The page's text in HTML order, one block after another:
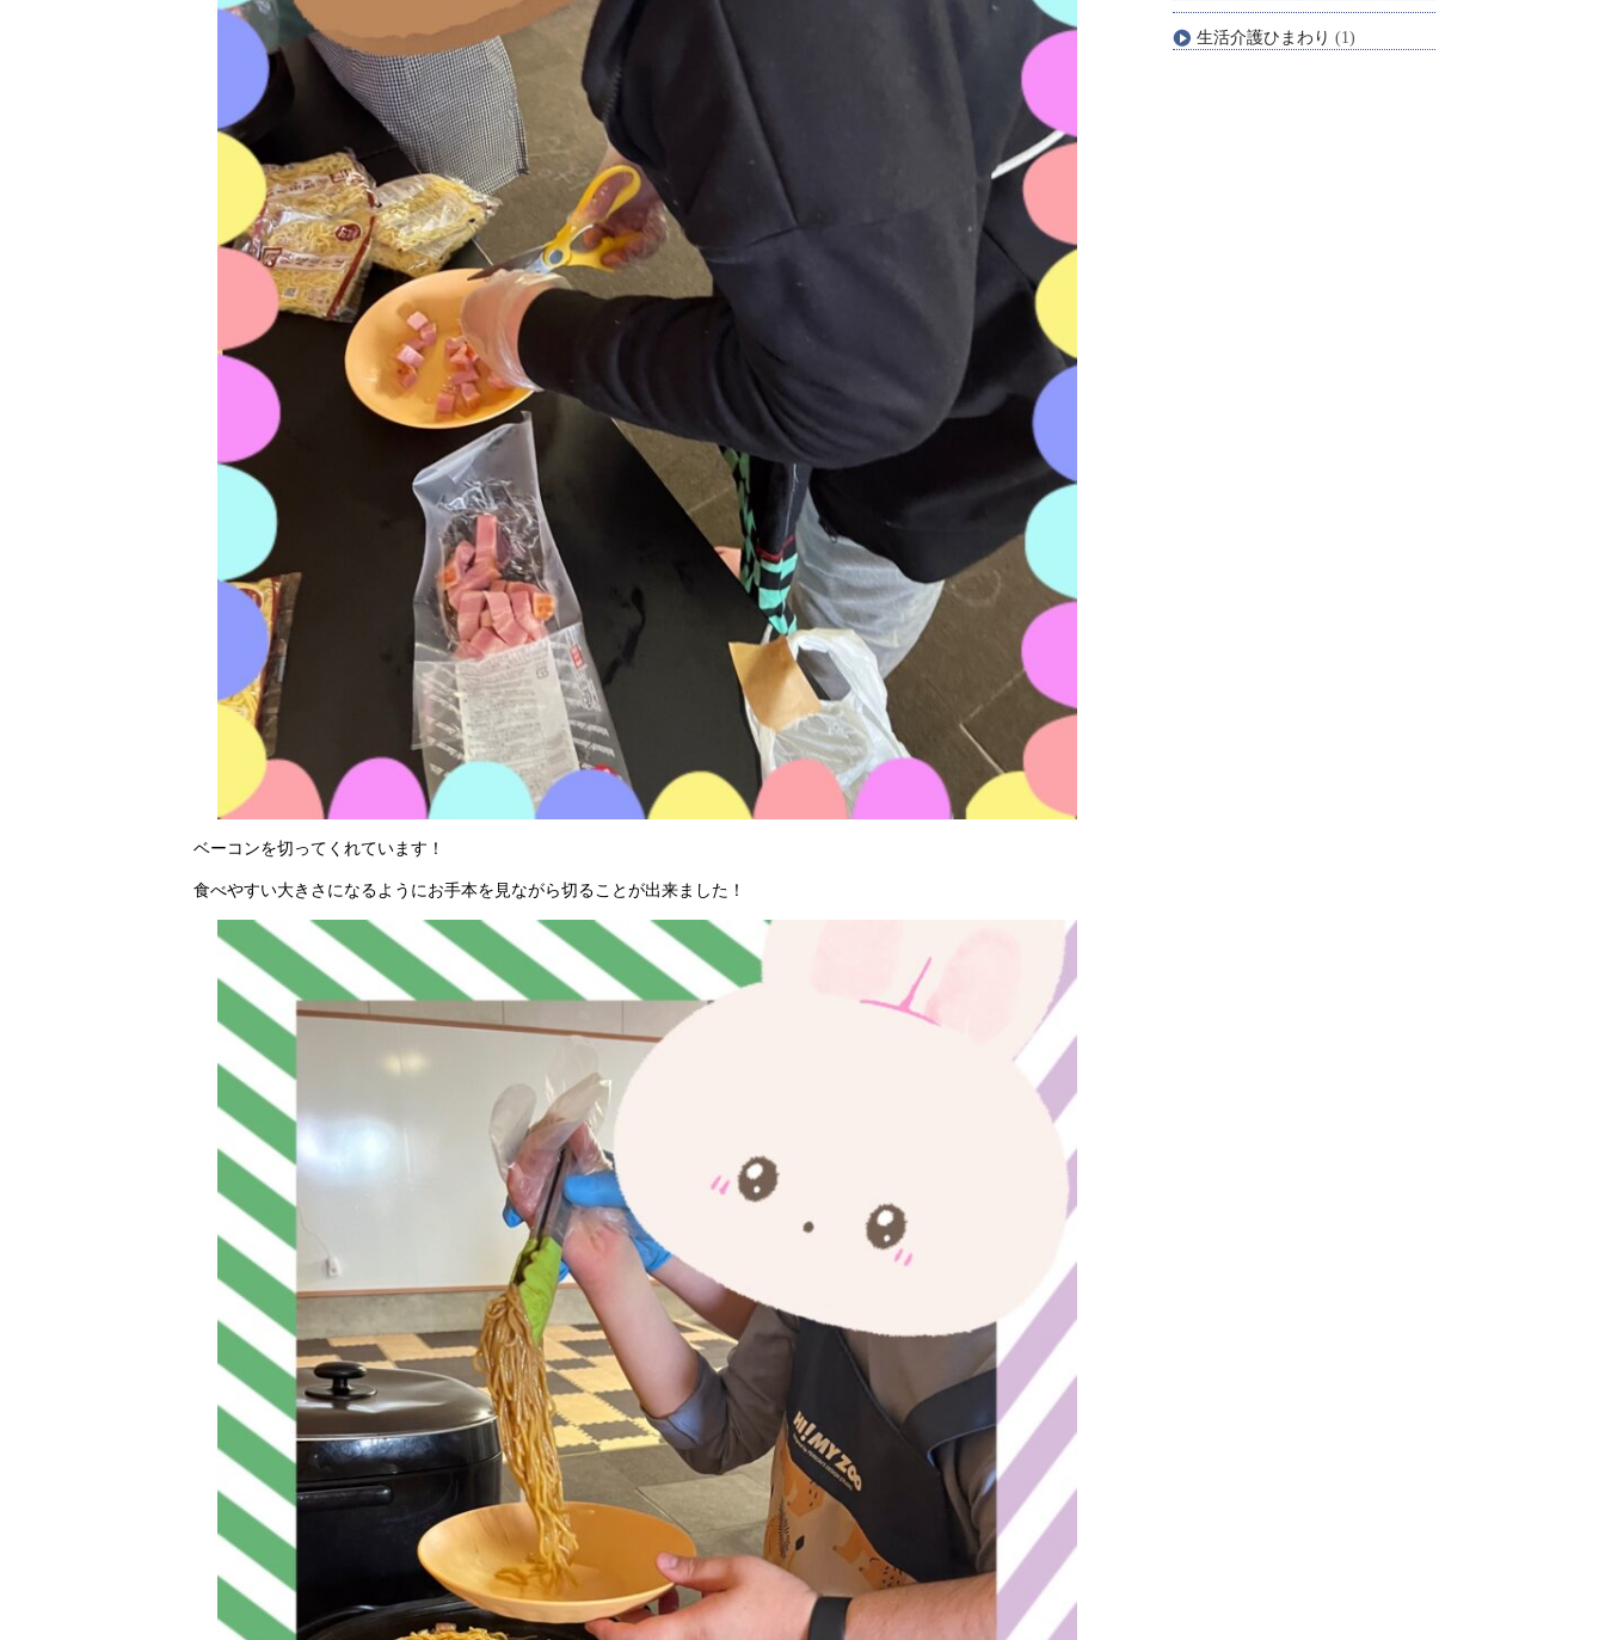
ベーコンを切ってくれています！
食べやすい大きさになるようにお手本を見ながら切ることが出来ました！
生活介護ひまわり (1)